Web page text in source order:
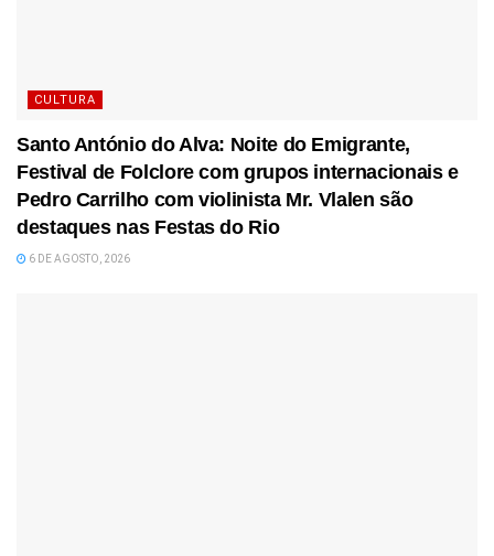
CULTURA
Santo António do Alva: Noite do Emigrante,
Festival de Folclore com grupos internacionais e
Pedro Carrilho com violinista Mr. Vlalen são
destaques nas Festas do Rio
6 DE AGOSTO, 2026